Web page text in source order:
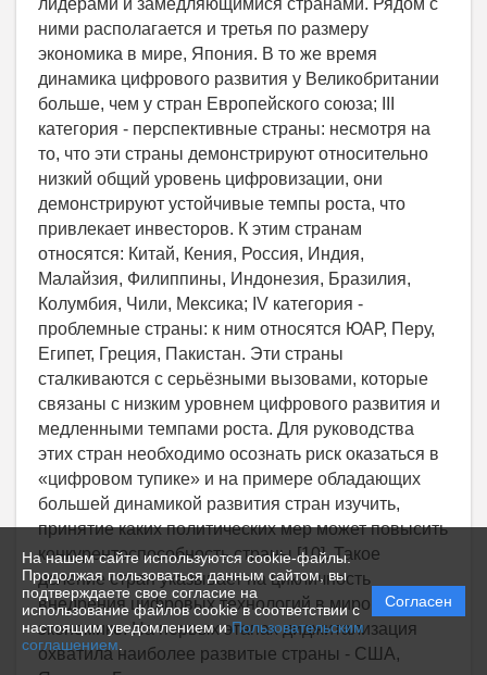
На нашем сайте используются cookie-файлы.
Продолжая пользоваться данным сайтом, вы
подтверждаете свое согласие на
использование файлов cookie в соответствии с
настоящим уведомлением иПользовательским
соглашением
Согласен